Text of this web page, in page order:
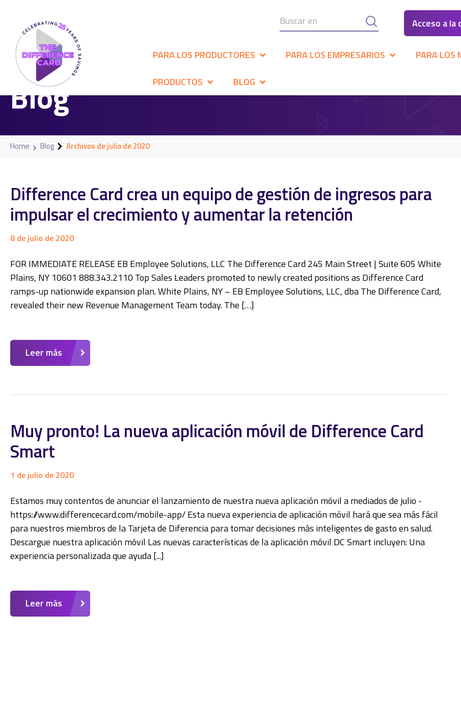
Acceso a la
PARA LOS PRODUCTORES PARA LOS EMPRESARIOS PARA LOS
PRODUCTOS
BLOG
Blog
Home Blog Archivos de julio de 2020
Difference Card crea un equipo de gestión de ingresos para
impulsar el crecimiento y aumentar la retención
8 de julio de 2020
FOR IMMEDIATE RELEASE EB Employee Solutions, LLC The Difference Card 245 Main Street | Suite 605 White
Plains, NY 10601 888.343.2110 Top Sales Leaders promoted to newly created positions as Difference Card
ramps-up nationwide expansion plan. White Plains, NY – EB Employee Solutions, LLC, dba The Difference Card,
revealed their new Revenue Management Team today. The […]
Leer más
Muy pronto! La nueva aplicación móvil de Difference Card
Smart
1 de julio de 2020
Estamos muy contentos de anunciar el lanzamiento de nuestra nueva aplicación móvil a mediados de julio -
https://www.differencecard.com/mobile-app/ Esta nueva experiencia de aplicación móvil hará que sea más fácil
para nuestros miembros de la Tarjeta de Diferencia para tomar decisiones más inteligentes de gasto en salud.
Descargue nuestra aplicación móvil Las nuevas características de la aplicación móvil DC Smart incluyen: Una
experiencia personalizada que ayuda [...]
Leer más